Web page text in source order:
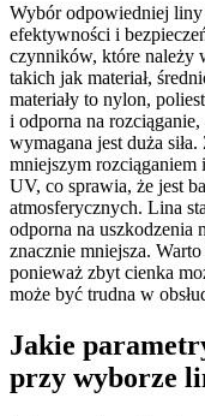
Wybór odpowiedniej
efektywności i
czynników, które należy
takich jak materiał,
materiały to nylon,
i odporna na
wymagana jest duża
mniejszym
UV, co sprawia, że jest
atmosferycznych. Lina
odporna na uszkodzenia
znacznie mniejsza.
ponieważ zbyt cienka
może być trudna w
Jakie
przy wyborze